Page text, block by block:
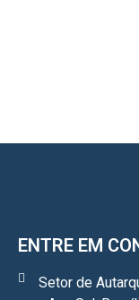
ENTRE EM
Setor de